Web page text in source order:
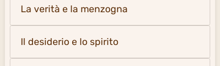
La verità e la menzogna
Il desiderio e lo spirito